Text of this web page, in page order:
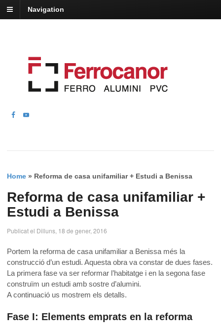
Navigation
Home » Reforma de casa unifamiliar + Estudi a Benissa
Reforma de casa unifamiliar +
Estudi a Benissa
Publicat el Dilluns, 18 de gener, 2016
Portem la reforma de casa unifamiliar a Benissa més la
construcció d’un estudi. Aquesta obra va constar de dues fases.
La primera fase va ser reformar l’habitatge i en la segona fase
construïm un estudi amb sostre d’alumini.
A continuació us mostrem els detalls.
Fase I: Elements emprats en la reforma